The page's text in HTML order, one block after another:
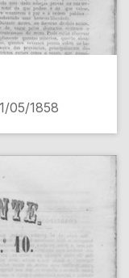
05/1858